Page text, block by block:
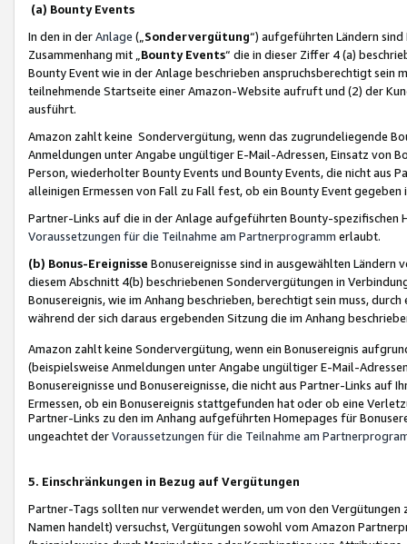
(a) Bounty Events
In den in derAnlage („ Sondervergütung“) aufgeführten Ländern
Zusammenhang mit „ Bounty Events“ die in dieser Ziffer 4 (a)
Bounty Event wie in der Anlage beschrieben anspruchsberechtigt sein
teilnehmende Startseite einer Amazon-Website aufruft und (2) der
ausführt.
Amazon zahlt keine Sondervergütung, wenn das zugrundeliegende
Anmeldungen unter Angabe ungültiger E-Mail-Adressen, Einsatz von
Person, wiederholter Bounty Events und Bounty Events, die nicht
alleinigen Ermessen von Fall zu Fall fest, ob ein Bounty Event
Partner-Links auf die in der Anlage aufgeführten Bounty-spezifischen
Voraussetzungen für die Teilnahme am Partnerprogramm erlaubt.
(b) Bonus-Ereignisse Bonusereignisse sind in ausgewählten Ländern
diesem Abschnitt 4(b) beschriebenen Sondervergütungen in
Bonusereignis, wie im Anhang beschrieben, berechtigt sein muss,
während der sich daraus ergebenden Sitzung die im Anhang
Amazon zahlt keine Sondervergütung, wenn ein Bonusereignis
(beispielsweise Anmeldungen unter Angabe ungültiger E-Mail-
Bonusereignisse und Bonusereignisse, die nicht aus Partner-Links auf
Ermessen, ob ein Bonusereignis stattgefunden hat oder ob eine
Partner-Links zu den im Anhang aufgeführten Homepages für
ungeachtet derVoraussetzungen für die Teilnahme am
5. Einschränkungen in Bezug auf Vergütungen
Partner-Tags sollten nur verwendet werden, um von den
Namen handelt) versuchst, Vergütungen sowohl vom Amazon